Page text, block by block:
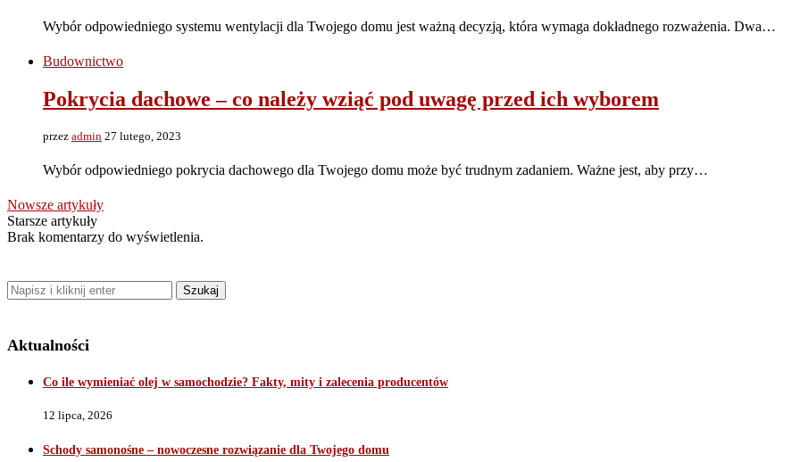
Wybór odpowiedniego systemu wentylacji dla Twojego domu jest ważną decyzją, która wymaga dokładnego rozważenia. Dwa…
Budownictwo
Pokrycia dachowe – co należy wziąć pod uwagę przed ich wyborem
przez admin 27 lutego, 2023
Wybór odpowiedniego pokrycia dachowego dla Twojego domu może być trudnym zadaniem. Ważne jest, aby przy…
Nowsze artykuły
Starsze artykuły
Brak komentarzy do wyświetlenia.
Aktualności
Co ile wymieniać olej w samochodzie? Fakty, mity i zalecenia producentów
12 lipca, 2026
Schody samonośne – nowoczesne rozwiązanie dla Twojego domu